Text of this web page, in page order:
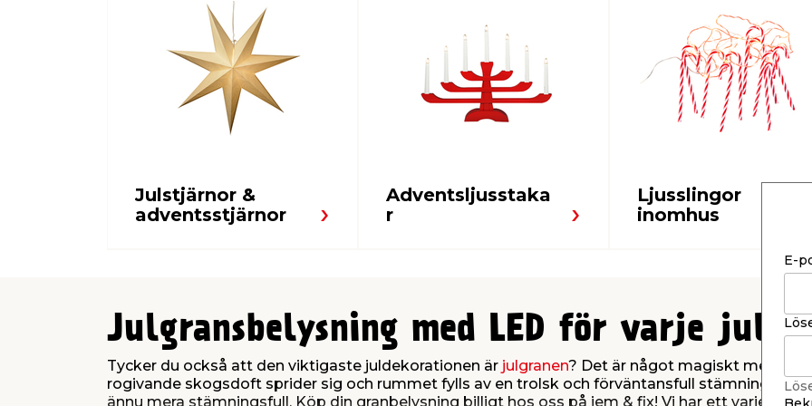
Julstjärnor &
adventsstjärnor
Adventsljusstaka
r
Ljusslingor
inomhus
Julgransbelysning med LED för varje
Tycker du också att den viktigaste juldekorationen är julgranen? Det är något magiskt med att
rogivande skogsdoft sprider sig och rummet fylls av en trolsk och förväntansfull stämning. Med
ännu mera stämningsfull. Köp din granbelysning billigt hos oss på jem & fix! Vi har ett varierat
E-